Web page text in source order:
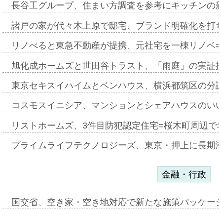
長谷工グループ、住まい方調査を参考にキッチン
諸戸の家が代々木上原で邸宅、ブランド明確化を
リノべると東急不動産が提携、元社宅を一棟リノ
旭化成ホームズと世田谷トラスト、「雨庭」の実
東京セキスイハイムとベンハウス、横浜都筑区の
コスモスイニシア、マンションとシェアハウスの
リストホームズ、3件目防犯認定住宅=桜木町周辺
プライムライフテクノロジーズ、東京・押上に長
金融・行政
国交省、空き家・空き地対応で新たな施策パッケ